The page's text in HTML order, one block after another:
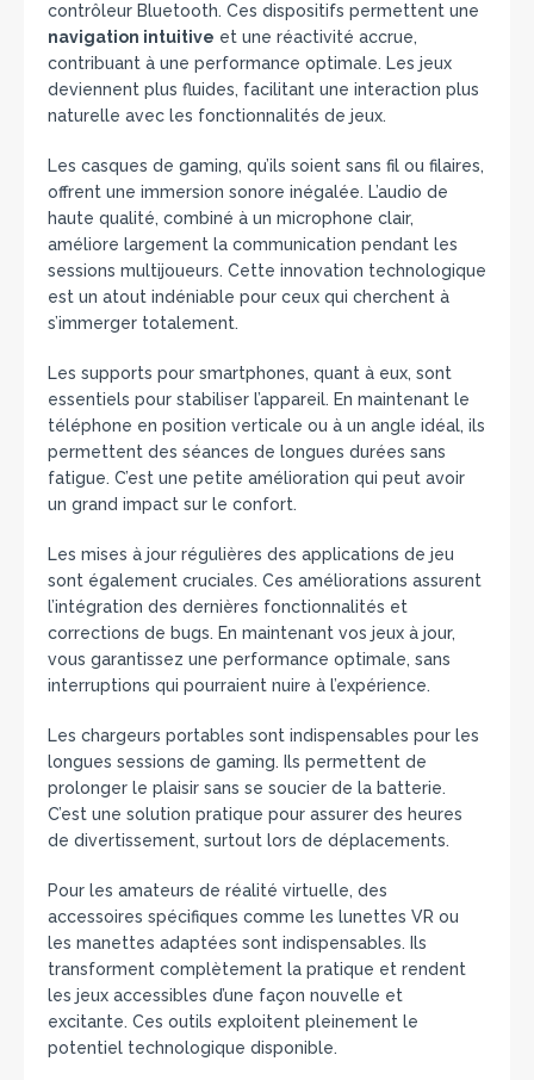
contrôleur Bluetooth. Ces dispositifs permettent une
navigation intuitive et une réactivité accrue,
contribuant à une performance optimale. Les jeux
deviennent plus fluides, facilitant une interaction plus
naturelle avec les fonctionnalités de jeux.
Les casques de gaming, qu’ils soient sans fil ou filaires,
offrent une immersion sonore inégalée. L’audio de
haute qualité, combiné à un microphone clair,
améliore largement la communication pendant les
sessions multijoueurs. Cette innovation technologique
est un atout indéniable pour ceux qui cherchent à
s’immerger totalement.
Les supports pour smartphones, quant à eux, sont
essentiels pour stabiliser l’appareil. En maintenant le
téléphone en position verticale ou à un angle idéal, ils
permettent des séances de longues durées sans
fatigue. C’est une petite amélioration qui peut avoir
un grand impact sur le confort.
Les mises à jour régulières des applications de jeu
sont également cruciales. Ces améliorations assurent
l’intégration des dernières fonctionnalités et
corrections de bugs. En maintenant vos jeux à jour,
vous garantissez une performance optimale, sans
interruptions qui pourraient nuire à l’expérience.
Les chargeurs portables sont indispensables pour les
longues sessions de gaming. Ils permettent de
prolonger le plaisir sans se soucier de la batterie.
C’est une solution pratique pour assurer des heures
de divertissement, surtout lors de déplacements.
Pour les amateurs de réalité virtuelle, des
accessoires spécifiques comme les lunettes VR ou
les manettes adaptées sont indispensables. Ils
transforment complètement la pratique et rendent
les jeux accessibles d’une façon nouvelle et
excitante. Ces outils exploitent pleinement le
potentiel technologique disponible.